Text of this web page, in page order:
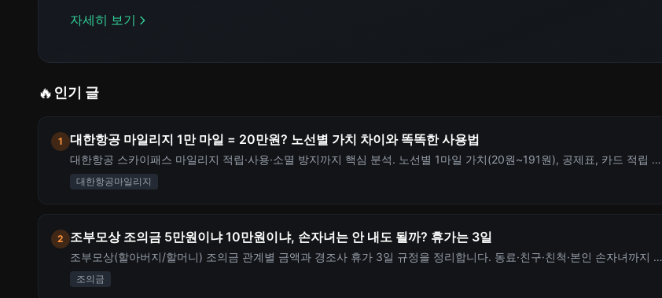
자세히 보기
🔥 인기 글
1 대한항공 마일리지 1만 마일 = 20만원? 노선별 가치 차이와 똑똑한 사용법
대한항공 스카이패스 마일리지 적립·사용·소멸 방지까지 핵심 분석. 노선별 1마일 가치(20원~191원), 공제표, 카드 적립 전
략, 아시아나 통합 전환까지 한 번에 정리합니다.
대한항공마일리지
2 조부모상 조의금 5만원이냐 10만원이냐, 손자녀는 안 내도 될까? 휴가는 3일
조부모상(할아버지/할머니) 조의금 관계별 금액과 경조사 휴가 3일 규정을 정리합니다. 동료·친구·친척·본인 손자녀까지 상
황별 부조 기준과 봉투 쓰는 법, 세대생략 증여세 절세 포인트까지 한 번에 확인하세요.
조의금